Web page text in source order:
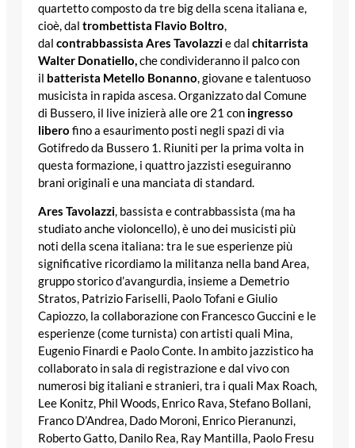
quartetto composto da tre big della scena italiana e,
cioè, dal trombettista Flavio Boltro,
dal contrabbassista Ares Tavolazzie dal chitarrista
Walter Donatiello,che condivideranno il palco con
il batterista Metello Bonanno, giovane e talentuoso
musicista in rapida ascesa. Organizzato dal Comune
di Bussero, il live inizierà alle ore 21 con ingresso
libero fino a esaurimento posti negli spazi di via
Gotifredo da Bussero 1. Riuniti per la prima volta in
questa formazione, i quattro jazzisti eseguiranno
brani originali e una manciata di standard.
Ares Tavolazzi, bassista e contrabbassista (ma ha
studiato anche violoncello), è uno dei musicisti più
noti della scena italiana: tra le sue esperienze più
significative ricordiamo la militanza nella band Area,
gruppo storico d’avangurdia, insieme a Demetrio
Stratos, Patrizio Fariselli, Paolo Tofani e Giulio
Capiozzo, la collaborazione con Francesco Guccini e le
esperienze (come turnista) con artisti quali Mina,
Eugenio Finardi e Paolo Conte. In ambito jazzistico ha
collaborato in sala di registrazione e dal vivo con
numerosi big italiani e stranieri, tra i quali Max Roach,
Lee Konitz, Phil Woods, Enrico Rava, Stefano Bollani,
Franco D’Andrea, Dado Moroni, Enrico Pieranunzi,
Roberto Gatto, Danilo Rea, Ray Mantilla, Paolo Fresu